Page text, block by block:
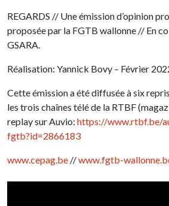
REGARDS // Une émission d’opinion
proposée par la FGTB wallonne // En
GSARA.
Réalisation: Yannick Bovy – Février
Cette émission a été diffusée à six
les trois chaînes télé de la RTBF
replay sur Auvio: https://www.rtbf.be/
fgtb?id=2866183
www.cepag.be //www.fgtb-